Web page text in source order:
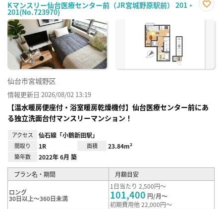
Kマンスリー仙台医療センター前（JR宮城野原駅前） 201・
201(No.723970)
に入
仙台市宮城野区
情報更新日 2026/08/02 13:19
【温水暖房便座付・浴室暖房乾燥機付】仙台医療センター前にあ
る独立洗面台付マンスリーマンション！
アクセス 仙石線「小鶴新田駅」
間取り 1R 面積 23.84m²
築年数 2022年 6月 築
プラン名・期間 月額目安
ロング
30日以上～360日未満
1日当たり 2,500円～
101,400 円/月～
初期費用他 22,000円～